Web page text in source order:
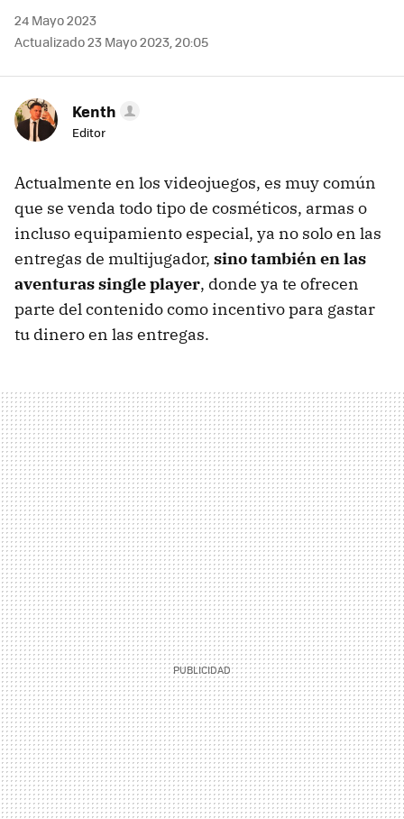
24 Mayo 2023
Actualizado 23 Mayo 2023, 20:05
Kenth
Editor
Actualmente en los videojuegos, es muy común
que se venda todo tipo de cosméticos, armas o
incluso equipamiento especial, ya no solo en las
entregas de multijugador, sino también en las
aventuras single player, donde ya te ofrecen
parte del contenido como incentivo para gastar
tu dinero en las entregas.